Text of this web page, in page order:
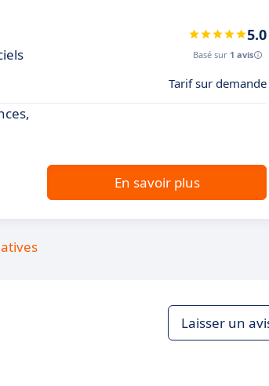
5.0
Basé sur 1 avis
Tarif sur demande
En savoir plus
Laisser un